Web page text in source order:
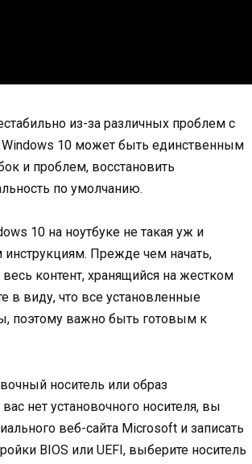
из-за различных проблем с
Windows 10 может быть единственным
и проблем, восстановить
по умолчанию.
10 на ноутбуке не такая уж и
Прежде чем начать,
контент, хранящийся на жестком
в виду, что все установленные
поэтому важно быть готовым к
носитель или образ
нет установочного носителя, вы
веб-сайта Microsoft и записать
BIOS или UEFI, выберите носитель